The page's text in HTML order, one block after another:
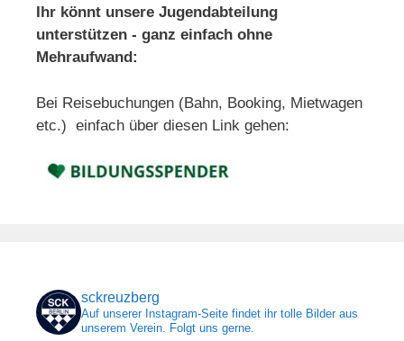
Ihr könnt unsere Jugendabteilung
unterstützen - ganz einfach ohne
Mehraufwand:
Bei Reisebuchungen (Bahn, Booking, Mietwagen
etc.) einfach über diesen Link gehen:
sckreuzberg
Auf unserer Instagram-Seite findet ihr tolle Bilder aus
unserem Verein. Folgt uns gerne.